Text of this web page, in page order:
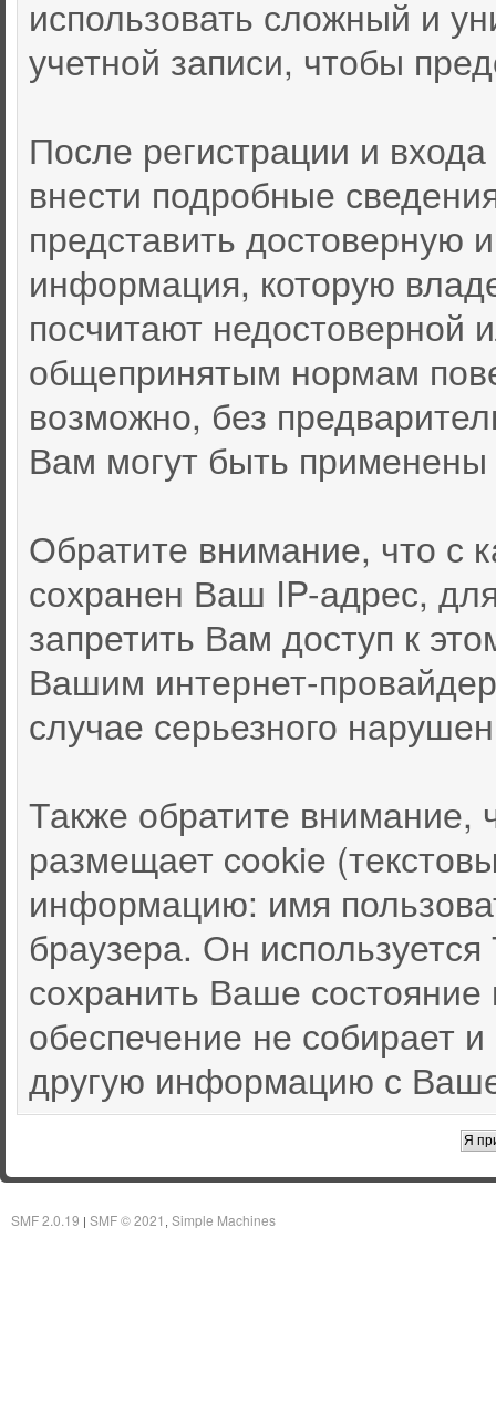
использовать сложный и
учетной записи, чтобы
После регистрации и
внести подробные
представить
информация, которую
посчитают недостоверной
общепринятым нормам
возможно, без
Вам могут быть
Обратите внимание, что с
сохранен Ваш IP-адрес,
запретить Вам доступ к
Вашим интернет-
случае серьезного
Также обратите внимание,
размещает cookie
информацию: имя
браузера. Он
сохранить Ваше
обеспечение не собирает
другую информацию с
SMF 2.0.19 | SMF © 2021 Simple Machines